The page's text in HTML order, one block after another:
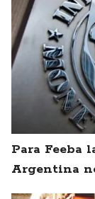
Para Feeba
Argentina